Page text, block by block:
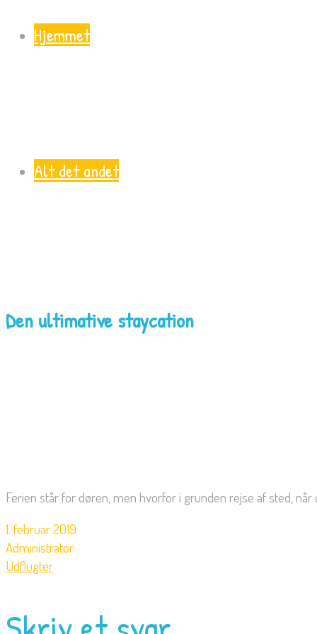
Hjemmet
Alt det andet
Den ultimative staycation
Ferien står for døren, men hvorfor i grunden rejse af sted,
1. februar 2019
Administrator
Udflugter